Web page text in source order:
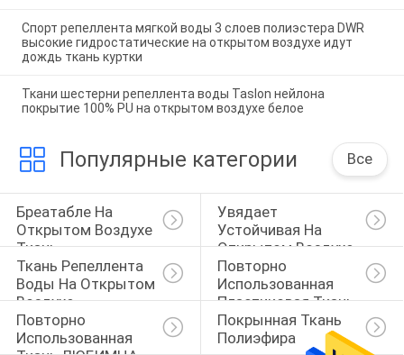
Спорт репеллента мягкой воды 3 слоев полиэстера DWR
высокие гидростатические на открытом воздухе идут
дождь ткань куртки
Ткани шестерни репеллента воды Taslon нейлона
покрытие 100% PU на открытом воздухе белое
Популярные категории Все
Бреатабле На
Открытом Воздухе
Ткань
Увядает
Устойчивая На
Открытом Воздухе
Ткань
Ткань Репеллента
Воды На Открытом
Воздухе
Повторно
Использованная
Пластиковая Ткань
Бутылки
Повторно
Использованная
Покрынная Ткань
Полиэфира